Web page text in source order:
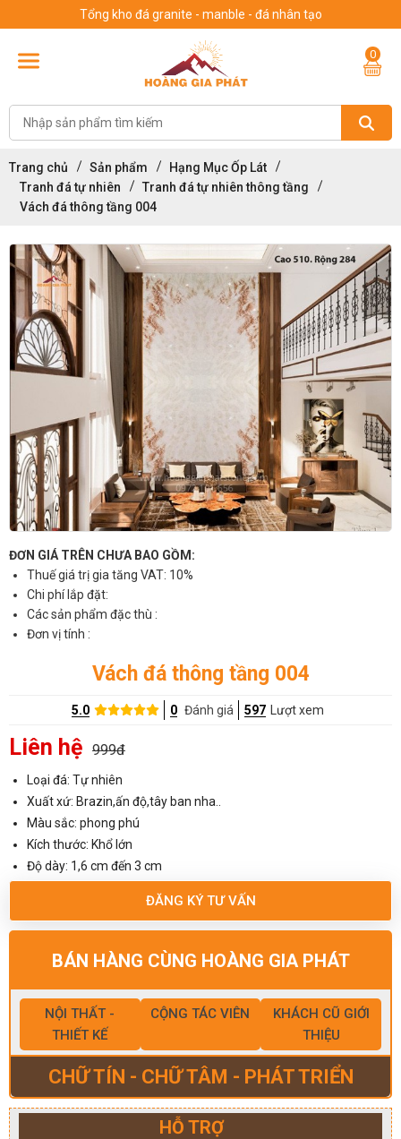
Tổng kho đá granite - manble - đá nhân tạo
0
Trang chủ Sản phẩm
Hạng Mục Ốp Lát
Tranh đá tự nhiên
Tranh đá tự nhiên thông tầng
Vách đá thông tầng 004
ĐƠN GIÁ TRÊN CHƯA BAO GỒM:
Thuế giá trị gia tăng VAT: 10%
Chi phí lắp đặt:
Các sản phẩm đặc thù :
Đơn vị tính :
Vách đá thông tầng 004
5.0 0 Đánh giá 597 Lượt xem
Liên hệ 999đ
Loại đá: Tự nhiên
Xuất xứ: Brazin,ấn độ,tây ban nha..
Màu sắc: phong phú
Kích thước: Khổ lớn
Độ dày: 1,6 cm đến 3 cm
ĐĂNG KÝ TƯ VẤN
BÁN HÀNG CÙNG HOÀNG GIA PHÁT
NỘI THẤT -
THIẾT KẾ
CỘNG TÁC VIÊN
KHÁCH CŨ GIỚI
THIỆU
CHỮ TÍN - CHỮ TÂM - PHÁT TRIỂN
HỖ TRỢ